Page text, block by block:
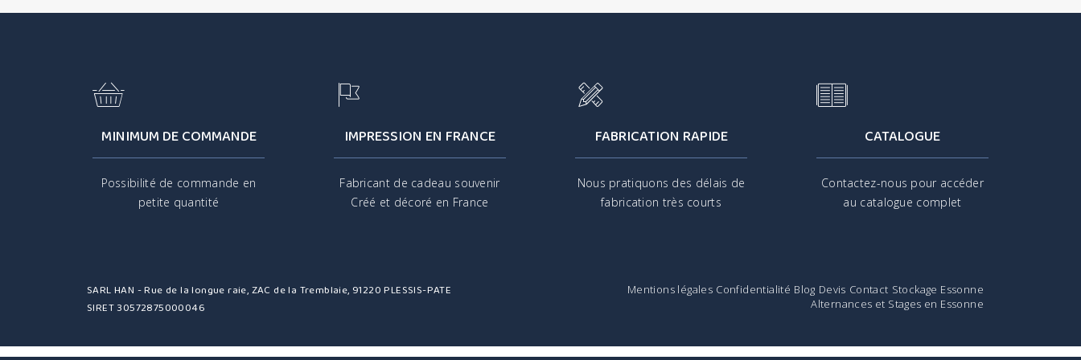
MINIMUM DE COMMANDE
Possibilité de commande en
petite quantité
IMPRESSION EN FRANCE
Fabricant de cadeau souvenir
Créé et décoré en France
FABRICATION RAPIDE
Nous pratiquons des délais de
fabrication très courts
CATALOGUE
Contactez-nous pour accéder
au catalogue complet
SARL HAN - Rue de la longue raie, ZAC de la Tremblaie, 91220 PLESSIS-PATE
SIRET 30572875000046
Mentions légales Confidentialité Blog Devis Contact Stockage Essonne
Alternances et Stages en Essonne